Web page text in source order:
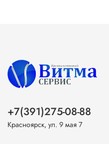
+7(391)275-08-88
Красноярск, ул. 9 мая 7